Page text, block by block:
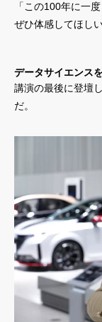
「この100年に一
ぜひ体感してほし
データサイエンス
講演の最後に登壇
だ。